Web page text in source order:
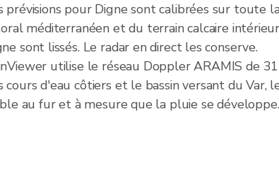
prévisions pour Digne sont calibrées sur toute
méditerranéen et du terrain calcaire
sont lissés. Le radar en direct les conserve.
utilise le réseau Doppler ARAMIS de
cours d'eau côtiers et le bassin versant du
au fur et à mesure que la pluie se développe.